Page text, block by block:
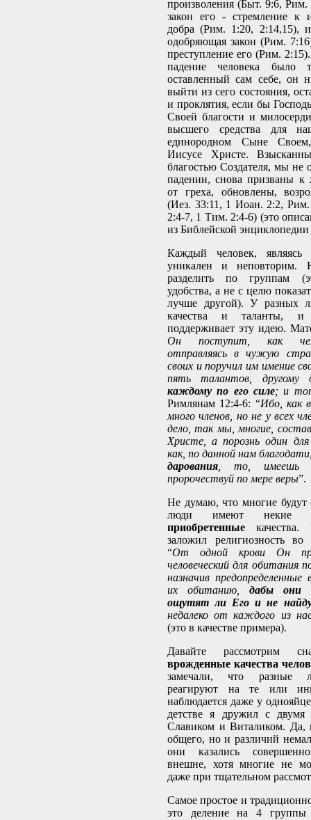
произволения (Быт. 9:6, Рим.
закон его - стремление к
добра (Рим. 1:20, 2:14,15), и
одобряющая закон (Рим.
преступление его (Рим.
падение человека было
оставленный сам себе, он
выйти из сего состояния,
и проклятия, если бы
Своей благости и
высшего средства для
единородном Сыне
Иисусе Христе.
благостью Создателя, мы не
падении, снова призваны к
от греха, обновлены,
(Иез. 33:11, 1 Иоан. 2:2,
2:4-7, 1 Тим. 2:4-6) (это
из Библейской
Каждый человек, являясь
уникален и
разделить по группам
удобства, а не с целю
лучше другой). У разных
качества и таланты, и
поддерживает эту идею.
Он поступит, как
отправляясь в чужую
своих и поручил им имение
пять талантов, другому
каждому по его силе; и
Римлянам 12:4-6: “Ибо, как
много членов, но не у всех
дело, так мы, многие,
Христе, а порознь один
как, по данной нам
дарования , то, имеешь
пророчествуй по мере веры”.
Не думаю, что многие будут
люди имеют некие
приобретенные качества.
заложил религиозность во
“От одной крови Он
человеческий для обитания
назначив предопределенные
их обитанию, дабы они
ощутят ли Его и не
недалеко от каждого из
(это в качестве примера).
Давайте рассмотрим
врожденные качества
замечали, что разные
реагируют на те или
наблюдается даже у
детстве я дружил с двумя
Славиком и Виталиком.
общего, но и различий
они казались
внешне, хотя многие не
даже при тщательном
Самое простое и
это деление на 4 группы